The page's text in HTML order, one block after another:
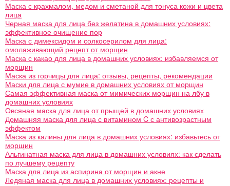
Маска с крахмалом, медом и сметаной для тонуса кожи и цвета
лица
Черная маска для лица без желатина в домашних условиях:
эффективное очищение пор
Маска с димексидом и солкосерилом для лица:
омолаживающий рецепт от морщин
Маска с какао для лица в домашних условиях: избавляемся от
морщин
Маска из горчицы для лица: отзывы, рецепты, рекомендации
Маски для лица с мумие в домашних условиях от морщин
Самая эффективная маска от мимических морщин на лбу в
домашних условиях
Овсяная маска для лица от прыщей в домашних условиях
Домашняя маска для лица с витамином C с антивозрастным
эффектом
Маска из калины для лица в домашних условиях: избавьтесь от
морщин
Альгинатная маска для лица в домашних условиях: как сделать
по лучшему рецепту
Маска для лица из аспирина от морщин и акне
Ледяная маска для лица в домашних условиях: рецепты и